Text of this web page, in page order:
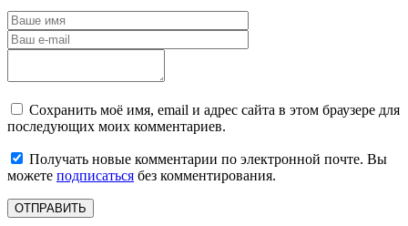
Сохранить моё имя, email и адрес сайта в этом браузере для
последующих моих комментариев.
Получать новые комментарии по электронной почте. Вы
можете подписаться без комментирования.